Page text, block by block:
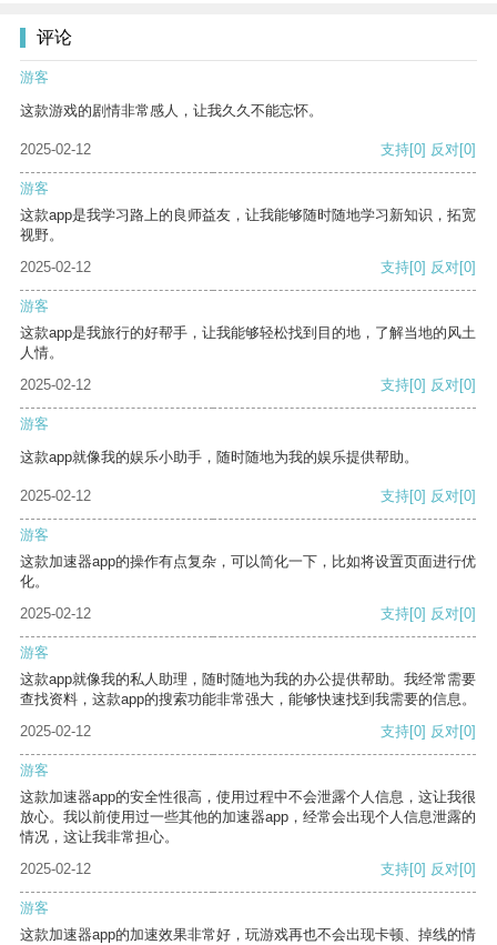
评论
游客
这款游戏的剧情非常感人，让我久久不能忘怀。
2025-02-12 支持[0] 反对[0]
游客
这款app是我学习路上的良师益友，让我能够随时随地学习新知识，拓宽
视野。
2025-02-12
支持[0] 反对[0]
游客
这款app是我旅行的好帮手，让我能够轻松找到目的地，了解当地的风土
人情。
2025-02-12
支持[0] 反对[0]
游客
这款app就像我的娱乐小助手，随时随地为我的娱乐提供帮助。
2025-02-12 支持[0] 反对[0]
游客
这款加速器app的操作有点复杂，可以简化一下，比如将设置页面进行优
化。
2025-02-12
支持[0] 反对[0]
游客
这款app就像我的私人助理，随时随地为我的办公提供帮助。我经常需要
查找资料，这款app的搜索功能非常强大，能够快速找到我需要的信息。
2025-02-12
支持[0] 反对[0]
游客
这款加速器app的安全性很高，使用过程中不会泄露个人信息，这让我很
放心。我以前使用过一些其他的加速器app，经常会出现个人信息泄露的
情况，这让我非常担心。
2025-02-12
支持[0] 反对[0]
游客
这款加速器app的加速效果非常好，玩游戏再也不会出现卡顿、掉线的情